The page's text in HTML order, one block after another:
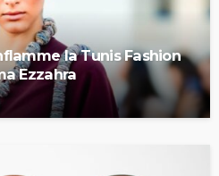
la Tunis Fashion
Ezzahra